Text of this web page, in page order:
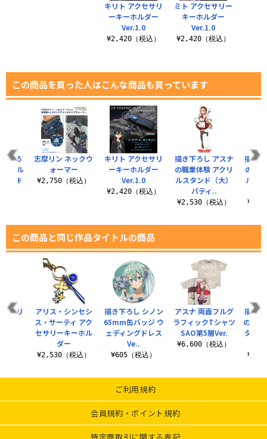
キリト アクセサリ
ーキーホルダー
Ver.1.0
¥2,420（税込）
ミト アクセサリー
キーホルダー
Ver.1.0
¥2,420（税込）
この商品を買った人はこんな商品も買っています
キリト アクセサリ
ーキーホルダー
Ver.1.0
¥2,420（税込）
描き下ろし アスナ
の職業体験 アクリ
ルスタンド（大）
パティ..
¥2,530（税込）
描き
の職
ルス
下ろ
クリル
）キ
志摩リン ネックウ
ォーマー
¥2,750（税込）
この商品と同じ作品タイトルの商品
描き下ろし シノン
65mm缶バッジ ウ
ェディングドレス
Ve..
¥605（税込）
アスナ 両面フルグ
ラフィックTシャツ
SAO第5層Ver.
¥6,600（税込）
描き
の職
タペ
プリ
アリス・シンセシ
ス・サーティ アク
セサリーキーホル
ダー
¥2,530（税込）
ご利用規約
会員規約・ポイント規約